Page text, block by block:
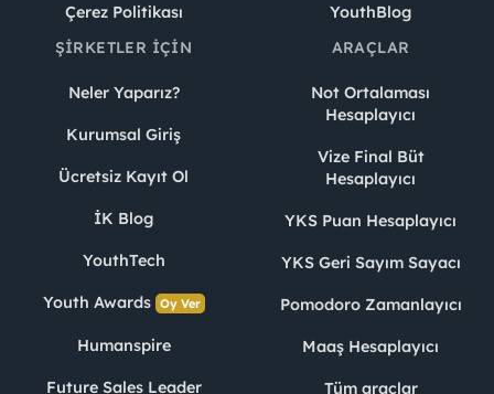
Çerez Politikası
YouthBlog
ŞIRKETLER İÇIN
Neler Yaparız?
Kurumsal Giriş
Ücretsiz Kayıt Ol
İK Blog
YouthTech
Youth Awards Oy Ver
Humanspire
Future Sales Leader
ARAÇLAR
Not Ortalaması
Hesaplayıcı
Vize Final Büt
Hesaplayıcı
YKS Puan Hesaplayıcı
YKS Geri Sayım Sayacı
Pomodoro Zamanlayıcı
Maaş Hesaplayıcı
Tüm araçlar